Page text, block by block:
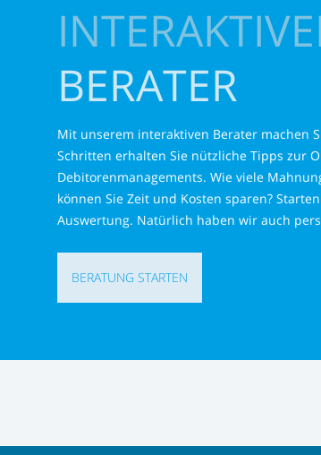
BERATER
Mit unserem interaktiven Berater machen
Schritten erhalten Sie nützliche Tipps zur
Debitorenmanagements. Wie viele
können Sie Zeit und Kosten sparen?
Auswertung. Natürlich haben wir auch
BERATUNG STARTEN